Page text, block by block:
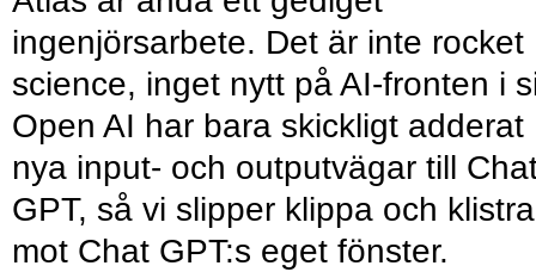
ingenjörsarbete. Det är inte rocket
science, inget nytt på AI-fronten i
Open AI har bara skickligt adderat
nya input- och outputvägar till
GPT, så vi slipper klippa och klistra
mot Chat GPT:s eget fönster.